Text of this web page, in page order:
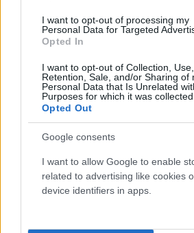
I want to opt-out of processing my
Personal Data for Targeted
Opted In
I want to opt-out of Collection, Use,
Retention, Sale, and/or Sharing of
Personal Data that Is Unrelated
Purposes for which it was collected.
Opted Out
Google consents
I want to allow Google to enable
related to advertising like cookies
device identifiers in apps.
Ακόμα, ο Charles K. Kao ηγήθηκε
αυτής της επαναστατικής
το πρώτο τηλεφωνικό δίκτυο
σήματα μέσω οπτικών ινών.
Αργότερα, ο Charles K. Kao θα
φασματόμετρο μεγάλης
να μετράται η απώλεια των
quartz, που παράγονται
μάλιστα, απέδειξε πως με τη